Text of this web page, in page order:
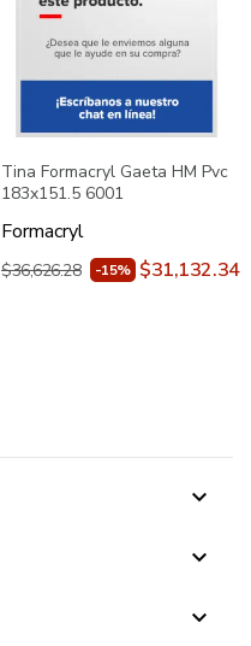
Tina Formacryl Gaeta HM Pvc
183x151.5 6001
Formacryl
$36,626.28 -15% $31,132.34
keyboard_arrow_down
keyboard_arrow_down
keyboard_arrow_down